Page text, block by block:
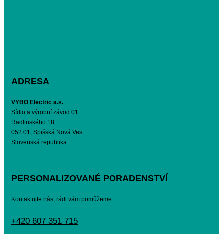
ADRESA
VYBO Electric a.s.
Sídlo a výrobní závod 01
Radlinského 18
052 01, Spišská Nová Ves
Slovenská republika
PERSONALIZOVANÉ PORADENSTVÍ
Kontaktujte nás, rádi vám pomůžeme.
+420 607 351 715